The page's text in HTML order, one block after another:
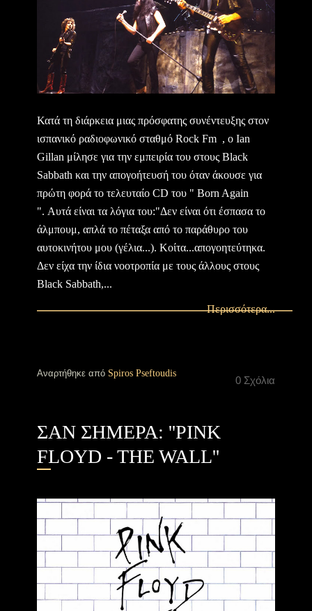
Κατά τη διάρκεια μιας πρόσφατης συνέντευξης στον
ισπανικό ραδιοφωνικό σταθμό Rock Fm , ο Ian
Gillan μίλησε για την εμπειρία του στους Black
Sabbath και την απογοήτευσή του όταν άκουσε για
πρώτη φορά το τελευταίο CD του " Born Again
". Αυτά είναι τα λόγια του:"Δεν είναι ότι έσπασα το
άλμπουμ, απλά το πέταξα από το παράθυρο του
αυτοκινήτου μου (γέλια...). Κοίτα...απογοητεύτηκα.
Δεν είχα την ίδια νοοτροπία με τους άλλους στους
Black Sabbath,...
Περισσότερα...
0 Σχόλια
Αναρτήθηκε από Spiros Pseftoudis
ΣΑΝ ΣΗΜΕΡΑ: ''PINK
FLOYD - THE WALL''